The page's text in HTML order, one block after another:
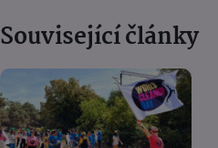
Související články